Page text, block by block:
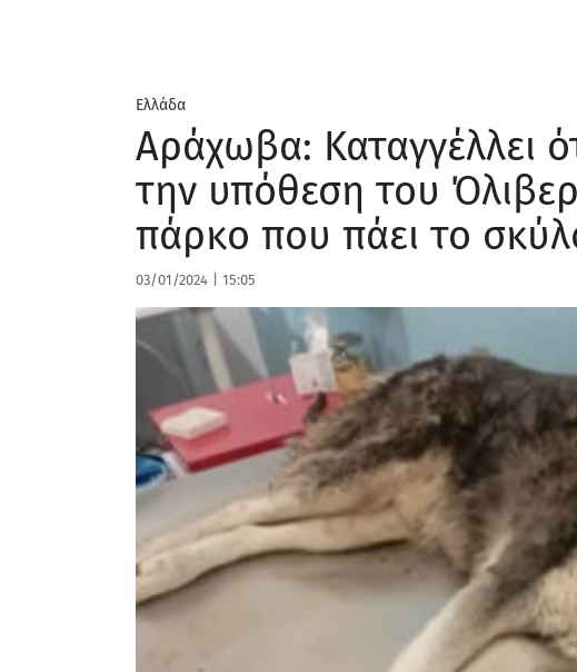
Ελλάδα
Αράχωβα: Καταγγέλλει
την υπόθεση του
πάρκο που πάει το
03/01/2024 15:05